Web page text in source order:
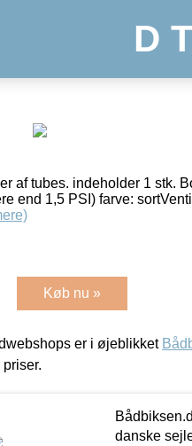
D
af tubes. indeholder 1 stk.
end 1,5 PSI) farve:
Køb nu »
er i øjeblikket
danske